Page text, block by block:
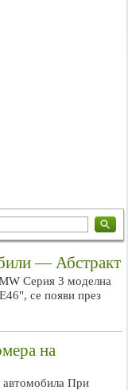
— Абстракт
Серия 3 моделна
се появи през
на
При